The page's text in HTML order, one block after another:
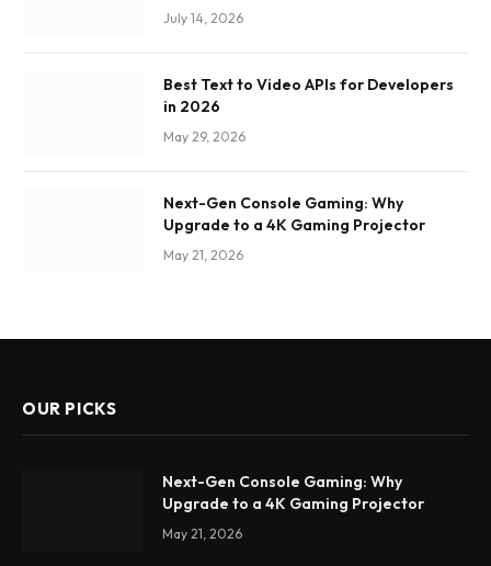
July 14, 2026
Best Text to Video APIs for Developers
in 2026
May 29, 2026
Next-Gen Console Gaming: Why
Upgrade to a 4K Gaming Projector
May 21, 2026
OUR PICKS
Next-Gen Console Gaming: Why
Upgrade to a 4K Gaming Projector
May 21, 2026